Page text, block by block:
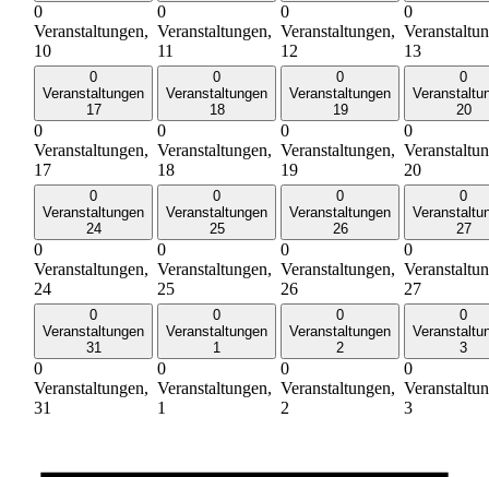
0
Veranstaltungen,
10
0
Veranstaltungen,
11
0
Veranstaltungen,
12
0
13
0
Veranstaltungen
17
0
Veranstaltungen,
17
0
Veranstaltungen
18
0
Veranstaltungen,
18
0
Veranstaltungen
19
0
Veranstaltungen,
19
0
20
0
20
0
Veranstaltungen
24
0
Veranstaltungen,
24
0
Veranstaltungen
25
0
Veranstaltungen,
25
0
Veranstaltungen
26
0
Veranstaltungen,
26
0
27
0
27
0
Veranstaltungen
31
0
Veranstaltungen,
31
0
Veranstaltungen
1
0
Veranstaltungen,
1
0
Veranstaltungen
2
0
Veranstaltungen,
2
0
3
0
3